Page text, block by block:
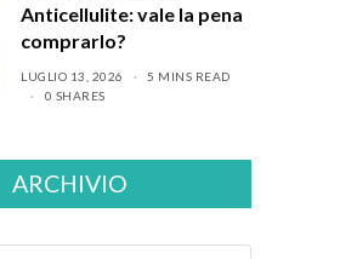
Anticellulite: vale la pena
comprarlo?
LUGLIO 13, 2026
5 MINS READ
0 SHARES
ARCHIVIO